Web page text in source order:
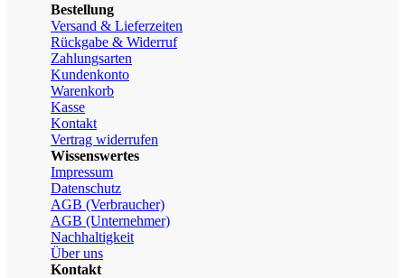
Bestellung
Versand & Lieferzeiten
Rückgabe & Widerruf
Zahlungsarten
Kundenkonto
Warenkorb
Kasse
Kontakt
Vertrag widerrufen
Wissenswertes
Impressum
Datenschutz
AGB (Verbraucher)
AGB (Unternehmer)
Nachhaltigkeit
Über uns
Kontakt